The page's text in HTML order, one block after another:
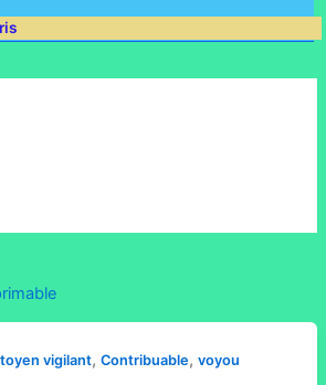
vigilant, Contribuable, voyou